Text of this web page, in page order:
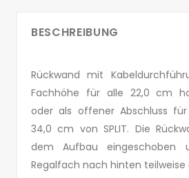
BESCHREIBUNG
Rückwand mit
Fachhöhe für alle 22,0 cm
oder als offener Abschluss
34,0 cm von SPLIT. Die
dem Aufbau eingeschoben
Regalfach nach hinten teilweise